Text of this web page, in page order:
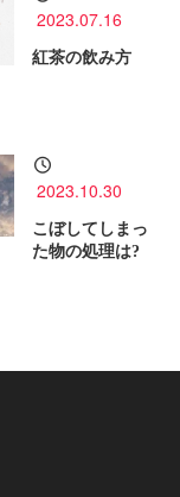
2023.07.16
紅茶の飲み方
2023.10.30
こぼしてしまっ
た物の処理は?